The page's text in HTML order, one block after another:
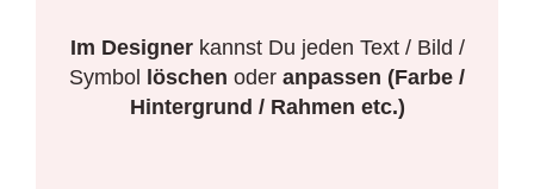
Im Designerkannst Du jeden Text / Bild /
Symbol löschen oder anpassen (Farbe /
Hintergrund / Rahmen etc.)